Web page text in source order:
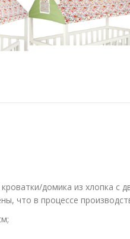
домика из хлопка с
что в процессе